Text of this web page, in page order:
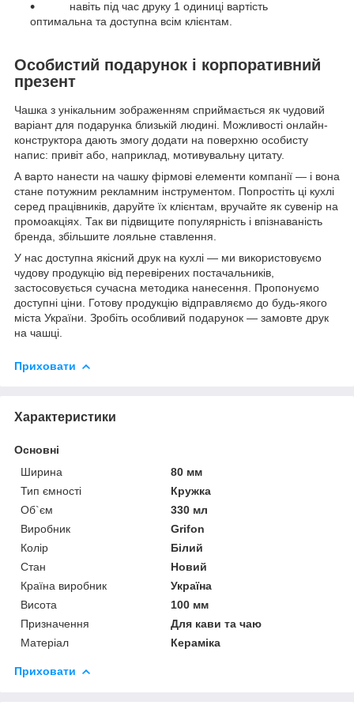
навіть під час друку 1 одиниці вартість
оптимальна та доступна всім клієнтам.
Особистий подарунок і корпоративний
презент
Чашка з унікальним зображенням сприймається як чудовий
варіант для подарунка близькій людині. Можливості онлайн-
конструктора дають змогу додати на поверхню особисту
напис: привіт або, наприклад, мотивувальну цитату.
А варто нанести на чашку фірмові елементи компанії — і вона
стане потужним рекламним інструментом. Попростіть ці кухлі
серед працівників, даруйте їх клієнтам, вручайте як сувенір на
промоакціях. Так ви підвищите популярність і впізнаваність
бренда, збільшите лояльне ставлення.
У нас доступна якісний друк на кухлі — ми використовуємо
чудову продукцію від перевірених постачальників,
застосовується сучасна методика нанесення. Пропонуємо
доступні ціни. Готову продукцію відправляємо до будь-якого
міста України. Зробіть особливий подарунок — замовте друк
на чашці.
Приховати
Характеристики
Основні
Ширина
80 мм
Тип ємності
Кружка
Об`єм
330 мл
Виробник
Grifon
Колір
Білий
Стан
Новий
Країна виробник
Україна
Висота
100 мм
Призначення
Для кави та чаю
Матеріал
Кераміка
Приховати